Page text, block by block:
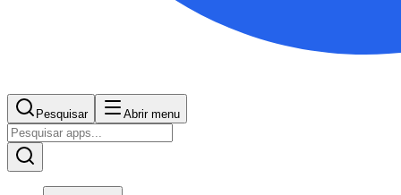
Pesquisar Abrir menu